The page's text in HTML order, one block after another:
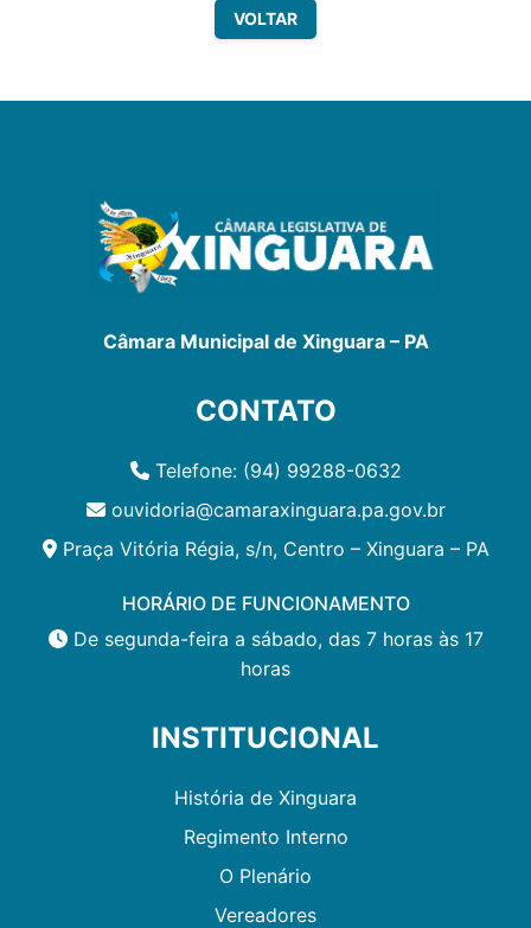
VOLTAR
Câmara Municipal de Xinguara – PA
CONTATO
Telefone: (94) 99288-0632
ouvidoria@camaraxinguara.pa.gov.br
Praça Vitória Régia, s/n, Centro – Xinguara – PA
HORÁRIO DE FUNCIONAMENTO
De segunda-feira a sábado, das 7 horas às 17
horas
INSTITUCIONAL
História de Xinguara
Regimento Interno
O Plenário
Vereadores